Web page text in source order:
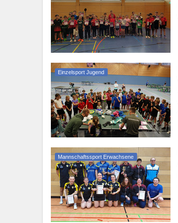
Einzelsport Jugend
Mannschaftssport Erwachsene